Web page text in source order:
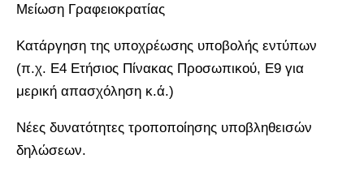
Μείωση Γραφειοκρατίας
Κατάργηση της υποχρέωσης υποβολής εντύπων
(π.χ. Ε4 Ετήσιος Πίνακας Προσωπικού, Ε9 για
μερική απασχόληση κ.ά.)
Νέες δυνατότητες τροποποίησης υποβληθεισών
δηλώσεων.